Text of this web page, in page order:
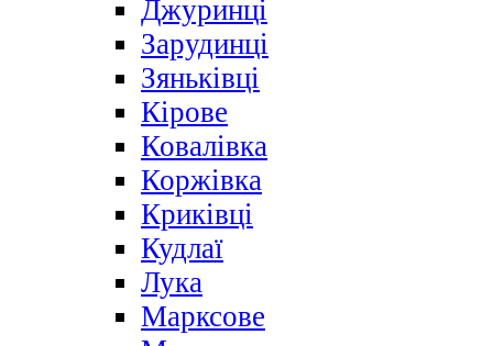
Джуринці
Зарудинці
Зяньківці
Кірове
Ковалівка
Коржівка
Криківці
Кудлаї
Лука
Марксове